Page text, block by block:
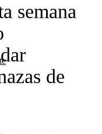
semana
de